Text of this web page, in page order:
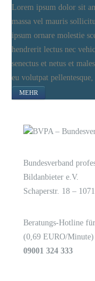
Lorem ipsum dolor sit
massa vel mauris
ipsum ornare molestie
hendrerit lectus nec
senectus et netus et
eu volutpat
MEHR
Bundesverband
Bildanbieter e.V.
Schaperstr. 18 –
Beratungs-Hotline
(0,69 EURO/Minute)
09001 324 333